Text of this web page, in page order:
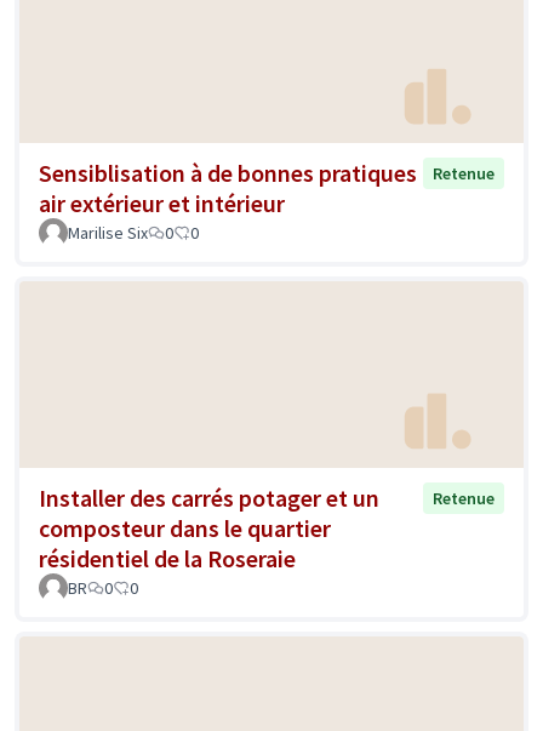
Sensiblisation à de bonnes pratiques
air extérieur et intérieur
Retenue
Marilise Six 0 0
Installer des carrés potager et un
composteur dans le quartier
résidentiel de la Roseraie
Retenue
BR 0 0